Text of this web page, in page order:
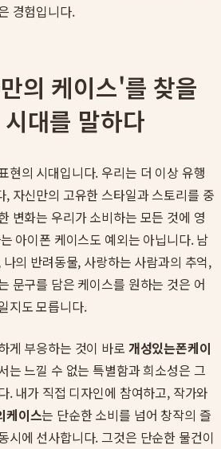
경험입니다.
의 케이스'를 찾을
대를 말하다
현의 시대입니다. 우리는 더 이상 유행
자신만의 고유한 스타일과 스토리를 중
변화는 우리가 소비하는 모든 것에 영
아이폰 케이스도 예외는 아닙니다. 남
의 반려동물, 사랑하는 사람과의 추억,
문구를 담은 케이스를 원하는 것은 어
지도 모릅니다.
게 부응하는 것이 바로 개성있는폰케이
는 느낄 수 없는 특별함과 희소성은 그
. 내가 직접 디자인에 참여하고, 작가와
케이스는 단순한 소비를 넘어 창작의 즐
시에 선사합니다. 그것은 단순한 물건이